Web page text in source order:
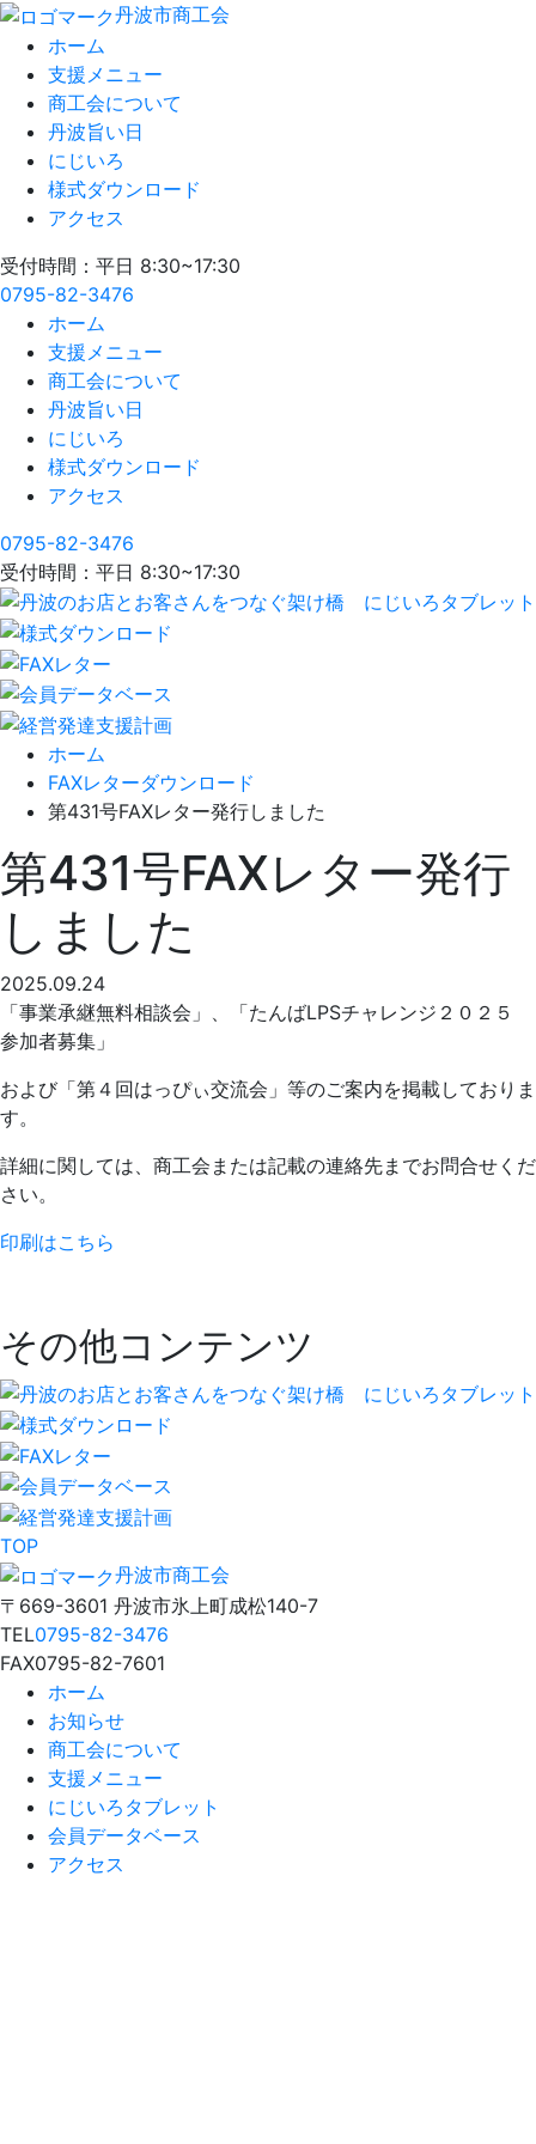
丹波市商工会
ホーム
支援メニュー
商工会について
丹波旨い日
にじいろ
様式ダウンロード
アクセス
受付時間：平日 8:30~17:30
0795-82-3476
ホーム
支援メニュー
商工会について
丹波旨い日
にじいろ
様式ダウンロード
アクセス
0795-82-3476
受付時間：平日 8:30~17:30
ホーム
FAXレターダウンロード
第431号FAXレター発行しました
第431号FAXレター発行
しました
2025.09.24
「事業承継無料相談会」、「たんばLPSチャレンジ２０２５
参加者募集」
および「第４回はっぴぃ交流会」等のご案内を掲載しておりま
す。
詳細に関しては、商工会または記載の連絡先までお問合せくだ
さい。
印刷はこちら
その他コンテンツ
TOP
丹波市商工会
〒669-3601 丹波市氷上町成松140-7
TEL0795-82-3476
FAX0795-82-7601
ホーム
お知らせ
商工会について
支援メニュー
にじいろタブレット
会員データベース
アクセス